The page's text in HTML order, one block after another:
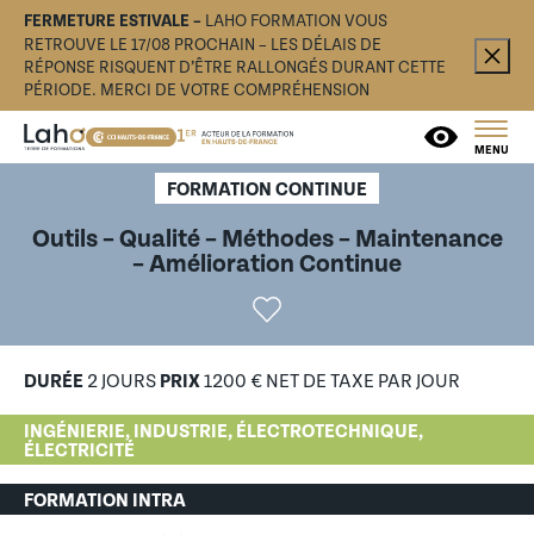
FERMETURE ESTIVALE – LAHO FORMATION VOUS
RETROUVE LE 17/08 PROCHAIN – LES DÉLAIS DE
RÉPONSE RISQUENT D’ÊTRE RALLONGÉS DURANT CETTE
PÉRIODE. MERCI DE VOTRE COMPRÉHENSION
MENU
FORMATION CONTINUE
Outils – Qualité – Méthodes – Maintenance
– Amélioration Continue
DURÉE 2 JOURS PRIX1200 € NET DE TAXE PAR JOUR
INGÉNIERIE, INDUSTRIE, ÉLECTROTECHNIQUE,
ÉLECTRICITÉ
FORMATION INTRA